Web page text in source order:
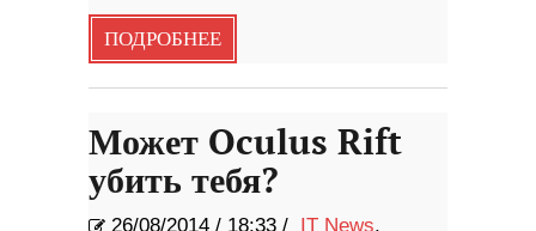
ПОДРОБНЕЕ
Может Oculus Rift
убить тебя?
26/08/2014 / 18:33 / IT News,